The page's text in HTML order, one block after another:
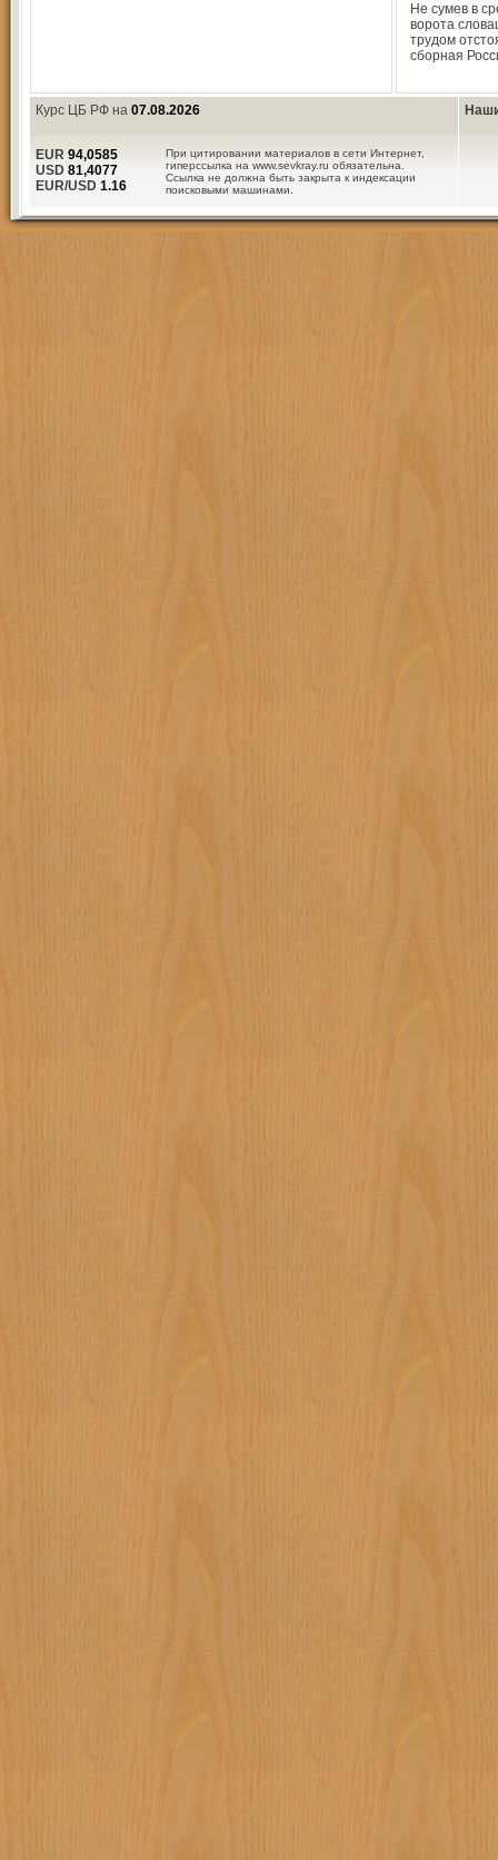
Не сумев в
ворота
трудом
сборная
Курс ЦБ РФ на 07.08.2026
При цитировании материалов в сети Интернет,
гиперссылка на www.sevkray.ru обязательна.
Ссылка не должна быть закрыта к индексации
поисковыми машинами.
EUR 94,0585
USD 81,4077
EUR/USD 1.16